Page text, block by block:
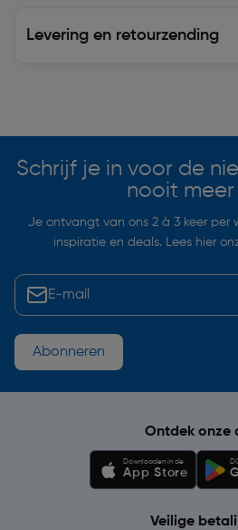
Levering en retourzending
Schrijf je in voor de
nooit meer
Je ontvangt van ons 2 à 3 keer per
inspiratie en deals. Lees hier
Abonneren
Ontdek onze
Downloaden in de
App Store
Veilige